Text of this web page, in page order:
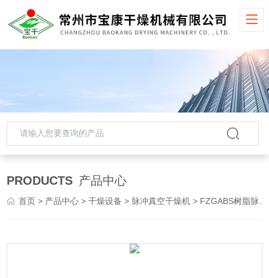
PRODUCTS 产品中心
首页 > 产品中心 >干燥设备 > 脉冲真空干燥机 > FZGABS树脂脉冲真空干燥机